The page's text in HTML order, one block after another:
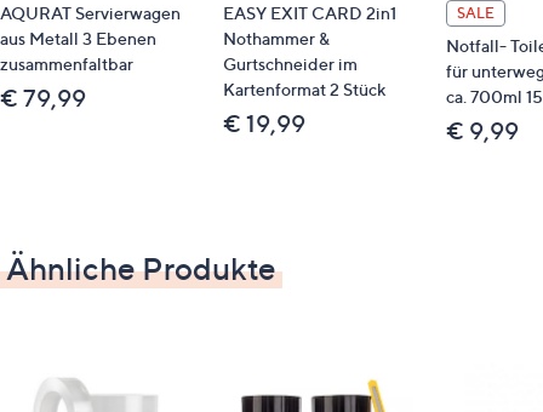
Maße
Länge: ca. 50 m
Breite: ca. 2,5 cm
AQURAT Servierwagen
aus Metall 3 Ebenen
zusammenfaltbar
€ 79,99
EASY EXIT CARD 2in1
Nothammer &
Gurtschneider im
Kartenformat 2 Stück
€ 19,99
SALE
Notfall-
für
ca. 700ml
€ 9,99
Ähnliche Produkte